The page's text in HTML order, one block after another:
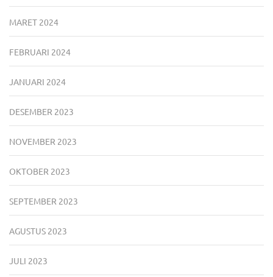
MARET 2024
FEBRUARI 2024
JANUARI 2024
DESEMBER 2023
NOVEMBER 2023
OKTOBER 2023
SEPTEMBER 2023
AGUSTUS 2023
JULI 2023